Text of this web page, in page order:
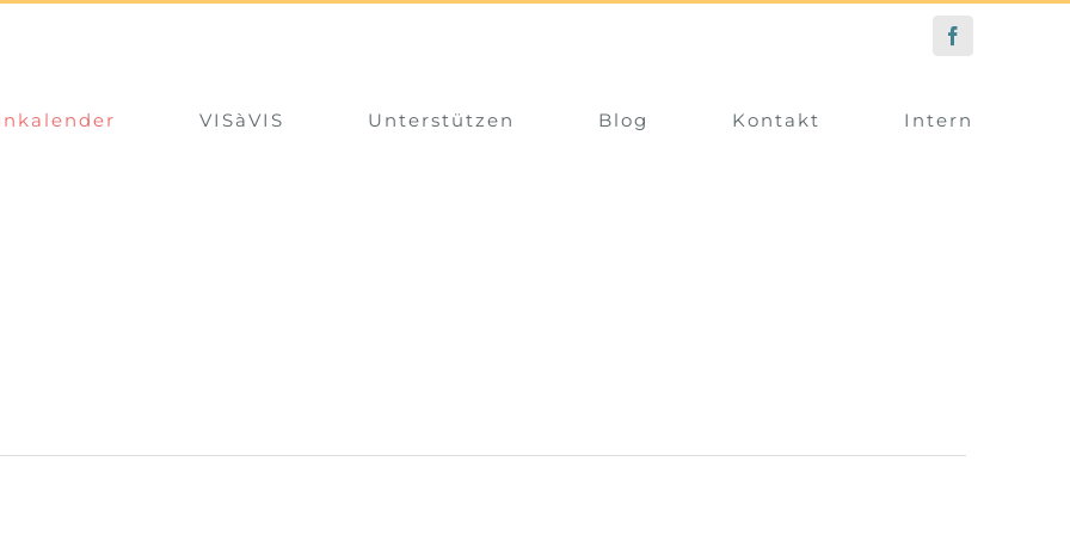
Facebook
VISàVIS Unterstützen Blog Kontakt Intern